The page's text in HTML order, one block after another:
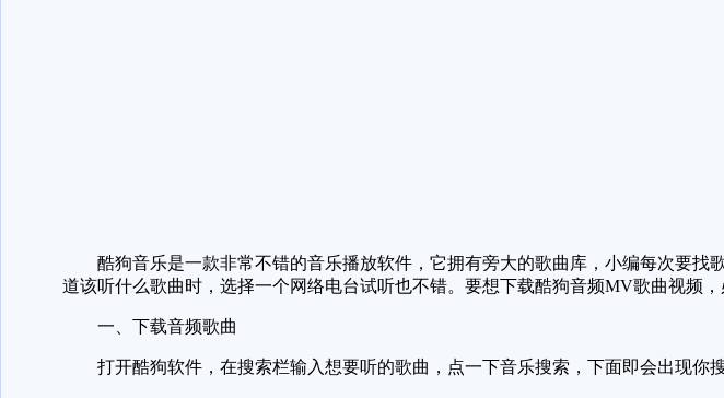
酷狗音乐是一款非常不错的音乐播放软件，它拥有旁大的歌曲库，小编每次要找
道该听什么歌曲时，选择一个网络电台试听也不错。要想下载酷狗音频MV歌曲视频
一、下载音频歌曲
打开酷狗软件，在搜索栏输入想要听的歌曲，点一下音乐搜索，下面即会出现你